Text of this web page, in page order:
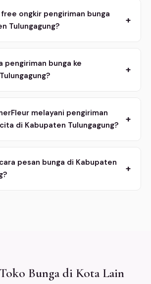
ongkir pengiriman bunga
Tulungagung?
+
pengiriman bunga ke
+
melayani pengiriman
di Kabupaten Tulungagung?
+
pesan bunga di Kabupaten
+
Bunga di Kota Lain